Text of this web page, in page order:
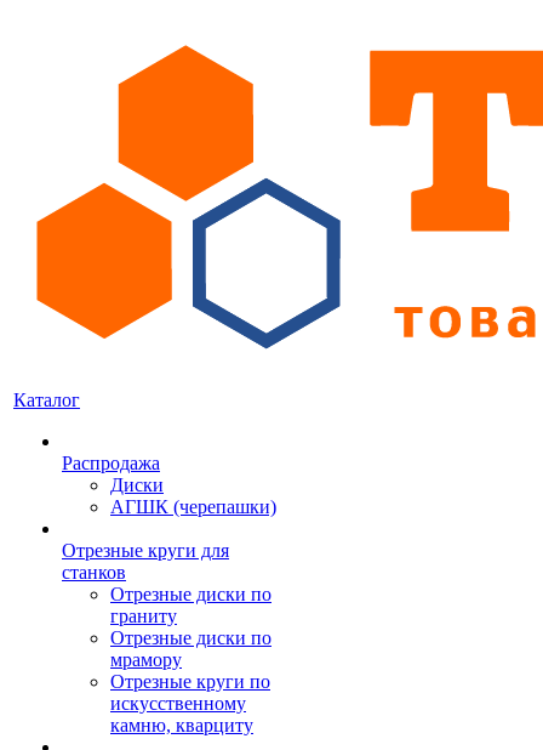
Каталог
Распродажа
Диски
АГШК (черепашки)
Отрезные круги для
станков
Отрезные диски по
граниту
Отрезные диски по
мрамору
Отрезные круги по
искусственному
камню, кварциту